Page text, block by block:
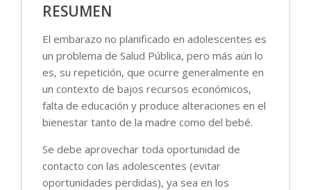
RESUMEN
El embarazo no planificado en adolescentes es
un problema de Salud Pública, pero más aún lo
es, su repetición, que ocurre generalmente en
un contexto de bajos recursos económicos,
falta de educación y produce alteraciones en el
bienestar tanto de la madre como del bebé.
Se debe aprovechar toda oportunidad de
contacto con las adolescentes (evitar
oportunidades perdidas), ya sea en los